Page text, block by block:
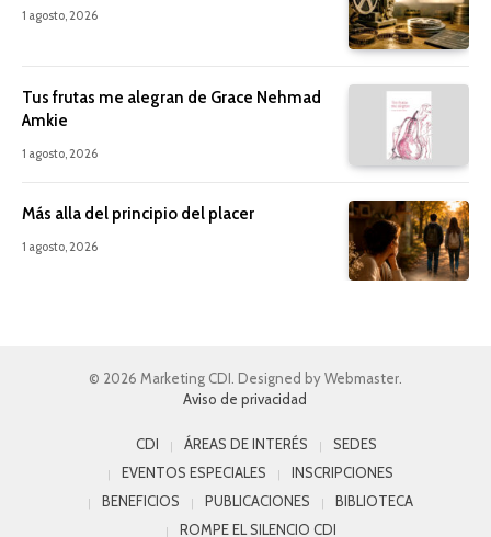
1 agosto, 2026
Tus frutas me alegran de Grace Nehmad
Amkie
1 agosto, 2026
Más alla del principio del placer
1 agosto, 2026
© 2026 Marketing CDI. Designed by Webmaster.
Aviso de privacidad
CDI ÁREAS DE INTERÉS
SEDES
EVENTOS ESPECIALES
INSCRIPCIONES
BENEFICIOS
PUBLICACIONES
BIBLIOTECA
ROMPE EL SILENCIO CDI